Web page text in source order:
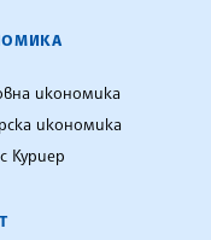
икономика
икономика
Куриер